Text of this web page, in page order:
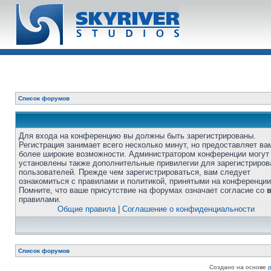
Список форумов
Для входа на конференцию вы должны быть зарегистрированы.
Регистрация занимает всего несколько минут, но предоставляет
более широкие возможности. Администратором конференции
установлены также дополнительные привилегии для
пользователей. Прежде чем зарегистрироваться, вам следует
ознакомиться с правилами и политикой, принятыми на
Помните, что ваше присутствие на форумах означает согласие со
правилами.
Общие правила| Соглашение о конфиденциальности
Список форумов
Создано на основе